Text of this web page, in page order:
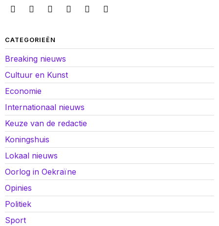
CATEGORIEËN
Breaking nieuws
Cultuur en Kunst
Economie
Internationaal nieuws
Keuze van de redactie
Koningshuis
Lokaal nieuws
Oorlog in Oekraïne
Opinies
Politiek
Sport